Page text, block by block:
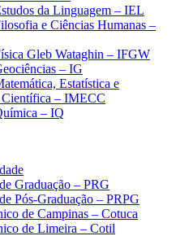
da Linguagem – IEL
e Ciências Humanas –
Gleb Wataghin – IFGW
– IG
Estatística e
Científica – IMECC
– IQ
Graduação – PRG
Pós-Graduação – PRPG
de Campinas – Cotuca
de Limeira – Cotil